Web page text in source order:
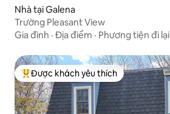
Nhà tại Galena
Trường Pleasant View
Gia đình · Địa điểm · Phương tiện đi lại
Được khách yêu thích nhất
Được khách yêu thích